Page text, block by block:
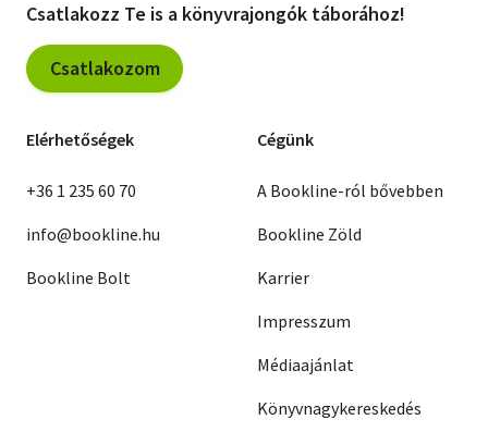
Csatlakozz Te is a könyvrajongók táborához!
Csatlakozom
Elérhetőségek
+36 1 235 60 70
info@bookline.hu
Bookline Bolt
Cégünk
A Bookline-ról bővebben
Bookline Zöld
Karrier
Impresszum
Médiaajánlat
Könyvnagykereskedés